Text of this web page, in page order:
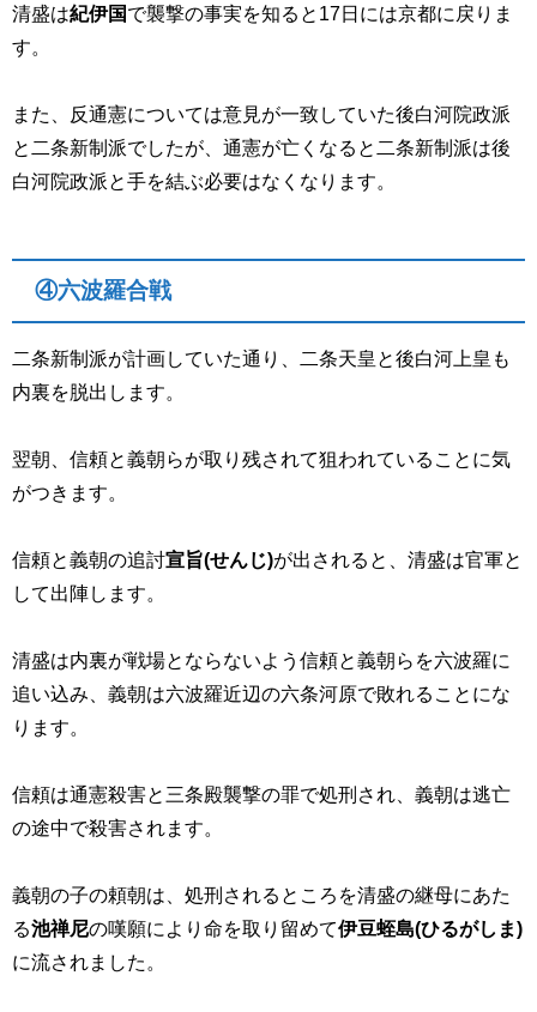
清盛は紀伊国で襲撃の事実を知ると 17日には京都に戻りま
す。
また、反通憲については意見が一致していた後白河院政派
と二条新制派でしたが、通憲が亡くなると二条新制派は後
白河院政派と手を結ぶ必要はなくなります。
④六波羅合戦
二条新制派が計画していた通り、二条天皇と後白河上皇も
内裏を脱出します。
翌朝、信頼と義朝らが取り残されて狙われていることに気
がつきます。
信頼と義朝の追討宣旨(せんじ)が出されると、清盛は官軍と
して出陣します。
清盛は内裏が戦場とならないよう信頼と義朝らを六波羅に
追い込み、義朝は六波羅近辺の六条河原で敗れることにな
ります。
信頼は通憲殺害と三条殿襲撃の罪で処刑され、義朝は逃亡
の途中で殺害されます。
義朝の子の頼朝は、処刑されるところを清盛の継母にあた
る池禅尼の嘆願により命を取り留めて伊豆蛭島(ひるがしま)
に流されました。